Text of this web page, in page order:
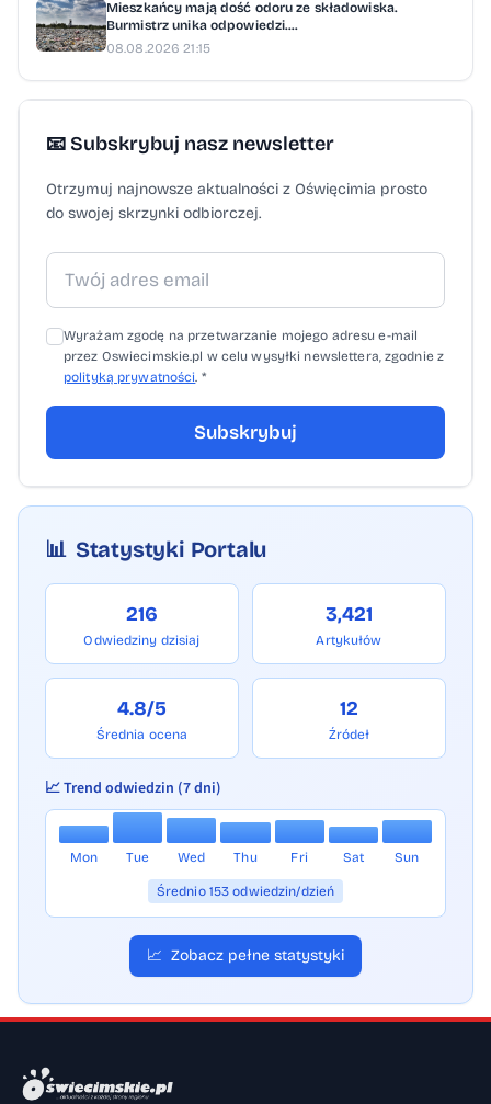
Mieszkańcy mają dość odoru ze składowiska.
Burmistrz unika odpowiedzi....
08.08.2026 21:15
📧 Subskrybuj nasz newsletter
Otrzymuj najnowsze aktualności z Oświęcimia prosto
do swojej skrzynki odbiorczej.
Wyrażam zgodę na przetwarzanie mojego adresu e-mail
przez Oswiecimskie.pl w celu wysyłki newslettera, zgodnie z
polityką prywatności . *
Subskrybuj
📊 Statystyki Portalu
216
Odwiedziny dzisiaj
3,421
Artykułów
4.8/5
Średnia ocena
12
Źródeł
📈 Trend odwiedzin (7 dni)
Mon Tue Wed Thu Fri Sat Sun
Średnio 153 odwiedzin/dzień
📈 Zobacz pełne statystyki